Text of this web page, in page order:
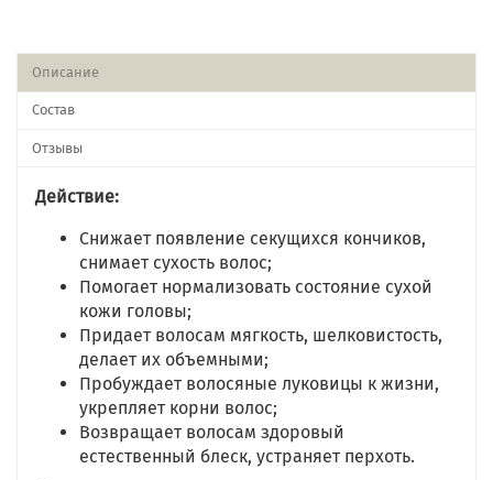
Описание
Состав
Отзывы
Действие:
Снижает появление секущихся кончиков,
снимает сухость волос;
Помогает нормализовать состояние сухой
кожи головы;
Придает волосам мягкость, шелковистость,
делает их объемными;
Пробуждает волосяные луковицы к жизни,
укрепляет корни волос;
Возвращает волосам здоровый
естественный блеск, устраняет перхоть.